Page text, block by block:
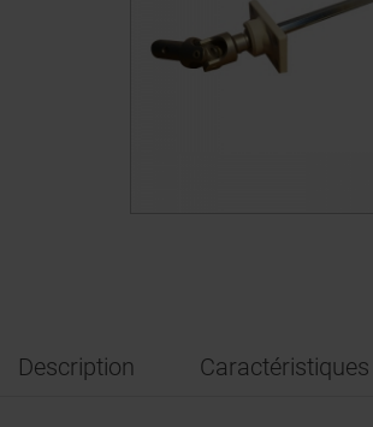
Description Caractéristiques